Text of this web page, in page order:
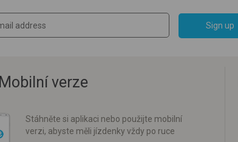
Sign up
Mobilní verze
Stáhněte si aplikaci nebo použijte mobilní
verzi, abyste měli jízdenky vždy po ruce